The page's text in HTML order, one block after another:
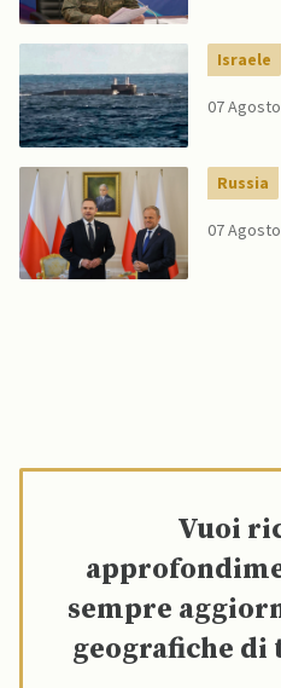
Israele
07
Russia
07
Vuoi
sempre
geografiche di